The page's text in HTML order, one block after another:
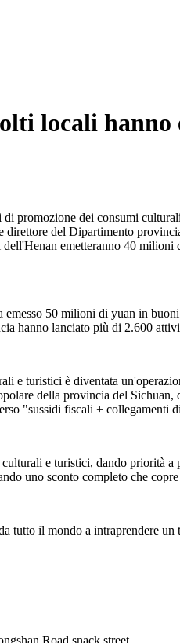
locali hanno
promozione dei consumi
del Dipartimento
emetteranno 40
50 milioni di yuan in
hanno lanciato più di 2.600
e turistici è diventata
della provincia del
"sussidi fiscali + collegamenti
e turistici, dando priorità
uno sconto completo che
il mondo a intraprendere
Road snack street